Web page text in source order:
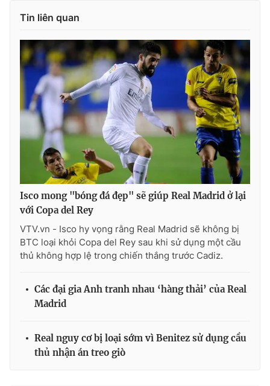
Tin liên quan
Isco mong "bóng đá đẹp" sẽ giúp Real Madrid ở lại
với Copa del Rey
VTV.vn - Isco hy vọng rằng Real Madrid sẽ không bị
BTC loại khỏi Copa del Rey sau khi sử dụng một cầu
thủ không hợp lệ trong chiến thắng trước Cadiz.
Các đại gia Anh tranh nhau ‘hàng thải’ của Real
Madrid
Real nguy cơ bị loại sớm vì Benitez sử dụng cầu
thủ nhận án treo giò